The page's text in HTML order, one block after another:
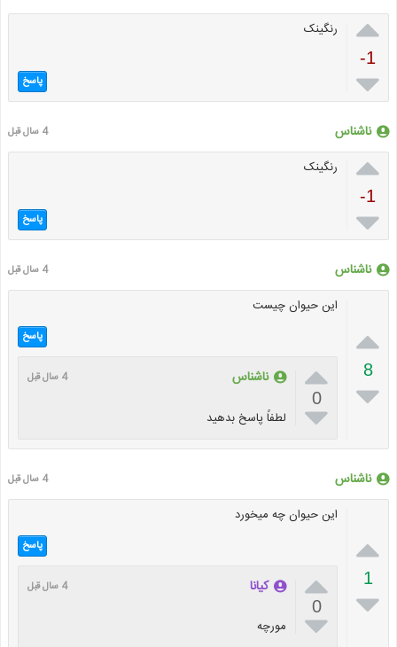

-1

رنگینک
پاسخ
ناشناس 4 سال قبل

-1

رنگینک
پاسخ
ناشناس 4 سال قبل

8

این حیوان چیست
پاسخ

0

ناشناس 4 سال قبل
لطفاً پاسخ بدهید
ناشناس 4 سال قبل

1

این حیوان چه میخورد
پاسخ

0

کیانا 4 سال قبل
مورچه